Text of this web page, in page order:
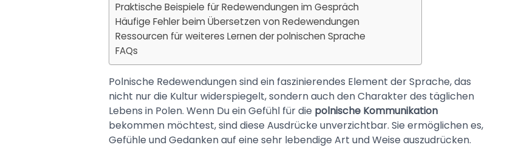
Praktische Beispiele für Redewendungen im Gespräch
Häufige Fehler beim Übersetzen von Redewendungen
Ressourcen für weiteres Lernen der polnischen Sprache
FAQs
Polnische Redewendungen sind ein faszinierendes Element der Sprache, das
nicht nur die Kultur widerspiegelt, sondern auch den Charakter des täglichen
Lebens in Polen. Wenn Du ein Gefühl für die polnische Kommunikation
bekommen möchtest, sind diese Ausdrücke unverzichtbar. Sie ermöglichen es,
Gefühle und Gedanken auf eine sehr lebendige Art und Weise auszudrücken.